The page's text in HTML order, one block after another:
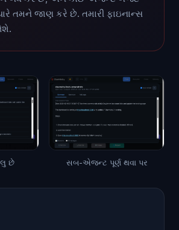
તમને જાણ કરે છે. તમારી ફાઇનાન્સ
છે સબ-એજન્ટ પૂર્ણ થવા પર